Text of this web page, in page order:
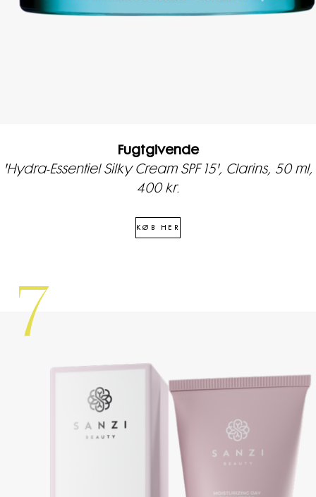
Fugtgivende
'Hydra-Essentiel Silky Cream SPF 15', Clarins, 50 ml,
400 kr.
KØB HER
7